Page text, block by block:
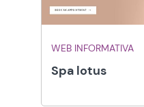
WEB INFORMATIVA
Spa lotus